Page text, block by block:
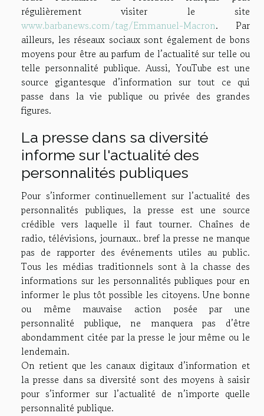
régulièrement visiter le site
www.barbanews.com/tag/Emmanuel-Macron. Par
ailleurs, les réseaux sociaux sont également de bons
moyens pour être au parfum de l’actualité sur telle ou
telle personnalité publique. Aussi, YouTube est une
source gigantesque d’information sur tout ce qui
passe dans la vie publique ou privée des grandes
figures.
La presse dans sa diversité
informe sur l'actualité des
personnalités publiques
Pour s’informer continuellement sur l’actualité des
personnalités publiques, la presse est une source
crédible vers laquelle il faut tourner. Chaînes de
radio, télévisions, journaux.. bref la presse ne manque
pas de rapporter des événements utiles au public.
Tous les médias traditionnels sont à la chasse des
informations sur les personnalités publiques pour en
informer le plus tôt possible les citoyens. Une bonne
ou même mauvaise action posée par une
personnalité publique, ne manquera pas d’être
abondamment citée par la presse le jour même ou le
lendemain.
On retient que les canaux digitaux d’information et
la presse dans sa diversité sont des moyens à saisir
pour s’informer sur l’actualité de n’importe quelle
personnalité publique.